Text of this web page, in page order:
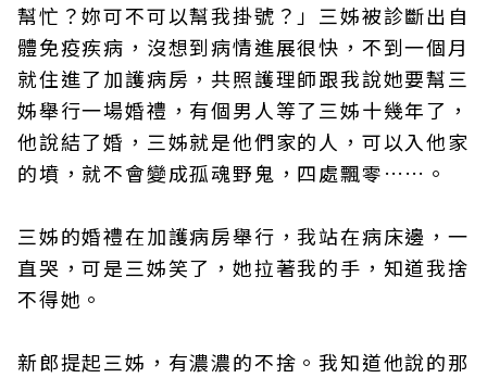
幫忙？妳可不可以幫我掛號？」三姊被診斷出自
體免疫疾病，沒想到病情進展很快，不到一個月
就住進了加護病房，共照護理師跟我說她要幫三
姊舉行一場婚禮，有個男人等了三姊十幾年了，
他說結了婚，三姊就是他們家的人，可以入他家
的墳，就不會變成孤魂野鬼，四處飄零……。
三姊的婚禮在加護病房舉行，我站在病床邊，一
直哭，可是三姊笑了，她拉著我的手，知道我捨
不得她。
新郎提起三姊，有濃濃的不捨。我知道他說的那